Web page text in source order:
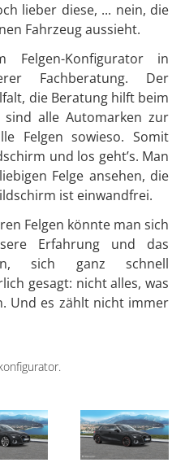
lieber diese, ... nein, die
Fahrzeug aussieht.
Konfigurator in
Fachberatung. Der
die Beratung hilft beim
sind alle Automarken zur
Felgen sowieso. Somit
und los geht’s. Man
Felge ansehen, die
ist einwandfrei.
Felgen könnte man sich
Erfahrung und das
sich ganz schnell
gesagt: nicht alles, was
Und es zählt nicht immer